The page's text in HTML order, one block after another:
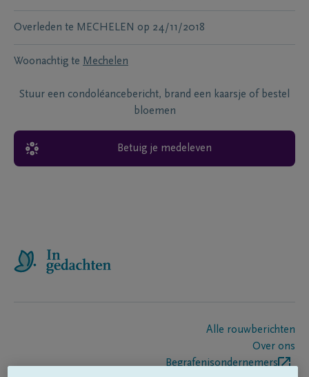
Overleden te MECHELEN op 24/11/2018
Woonachtig te Mechelen
Stuur een condoléancebericht, brand een kaarsje of bestel
bloemen
Betuig je medeleven
Alle rouwberichten
Over ons
Begrafenisondernemers